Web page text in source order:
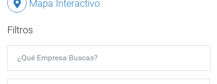
Mapa Interactivo
Filtros